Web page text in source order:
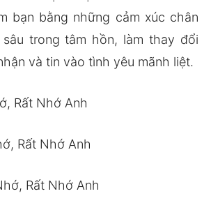
bạn bằng những cảm xúc chân
trong tâm hồn, làm thay đổi
và tin vào tình yêu mãnh liệt.
Rất Nhớ Anh
Rất Nhớ Anh
Rất Nhớ Anh